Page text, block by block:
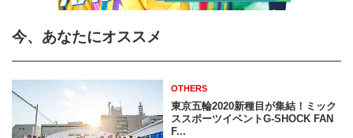
今、あなたにオススメ
OTHERS
東京五輪2020新種目が集結！ミック
ススポーツイベントG-SHOCK FAN
F...